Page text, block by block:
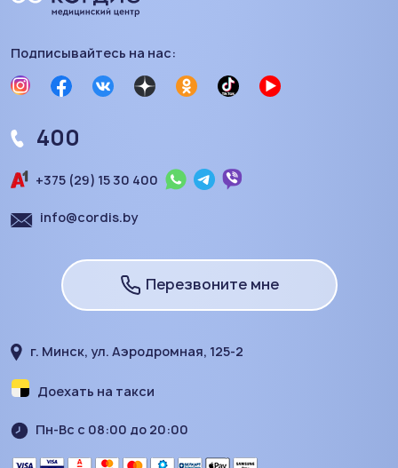
Подписывайтесь на нас:
г. Минск, ул. Аэродромная, 125-2
Доехать на такси
Пн-Вс с 08:00 до 20:00
400
+375 (29) 15 30 400
info@cordis.by
Перезвоните мне